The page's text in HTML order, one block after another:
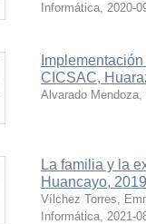
Informática, 2020-
CICSAC,
Alvarado
La familia y la
Huancayo, 2019
Vílchez Torres,
Informática, 2021-